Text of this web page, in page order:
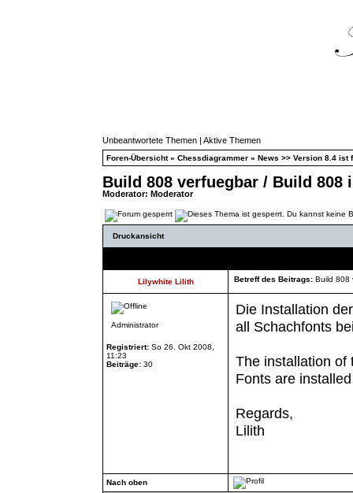
Unbeantwortete Themen | Aktive Themen
Foren-Übersicht» Chessdiagrammer » News >> Version 8.4 ist
Build 808 verfuegbar / Build 808
Moderator: Moderator
Druckansicht
Lilywhite Lilith Betreff des Beitrags: Build 808
Administrator
Registriert: So 26. Okt 2008,
11:23
Beiträge: 30
Die Installation
all Schachfonts
The installation of
Fonts are
Regards,
Lilith
Nach oben